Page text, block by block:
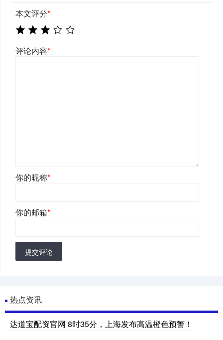
本文评分*
评论内容*
你的昵称*
你的邮箱*
提交评论
热点资讯
达道宝配资官网 8时35分，上海发布高温橙色预警！